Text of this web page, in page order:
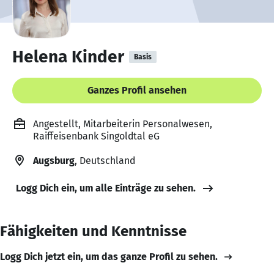
Helena Kinder Basis
Ganzes Profil ansehen
Angestellt, Mitarbeiterin Personalwesen,
Raiffeisenbank Singoldtal eG
Augsburg, Deutschland
Logg Dich ein, um alle Einträge zu sehen.
Fähigkeiten und Kenntnisse
Logg Dich jetzt ein, um das ganze Profil zu sehen.